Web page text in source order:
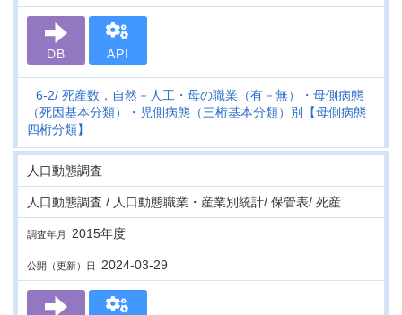
DB API
6-2 死産数，自然－人工・母の職業（有－無）・母側病態
（死因基本分類）・児側病態（三桁基本分類）別【母側病態
四桁分類】
人口動態調査
人口動態調査 / 人口動態職業・産業別統計/ 保管表/ 死産
調査年月 2015年度
公開（更新）日 2024-03-29